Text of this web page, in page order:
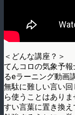
＜どんな講座？＞
てんコロの気象予
るeラーニング動画
無駄に難しい言い
ら使うことはあり
すい言葉に置き換え